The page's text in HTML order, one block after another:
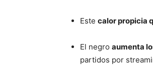
Este calor propicia
El negro aumenta
partidos por